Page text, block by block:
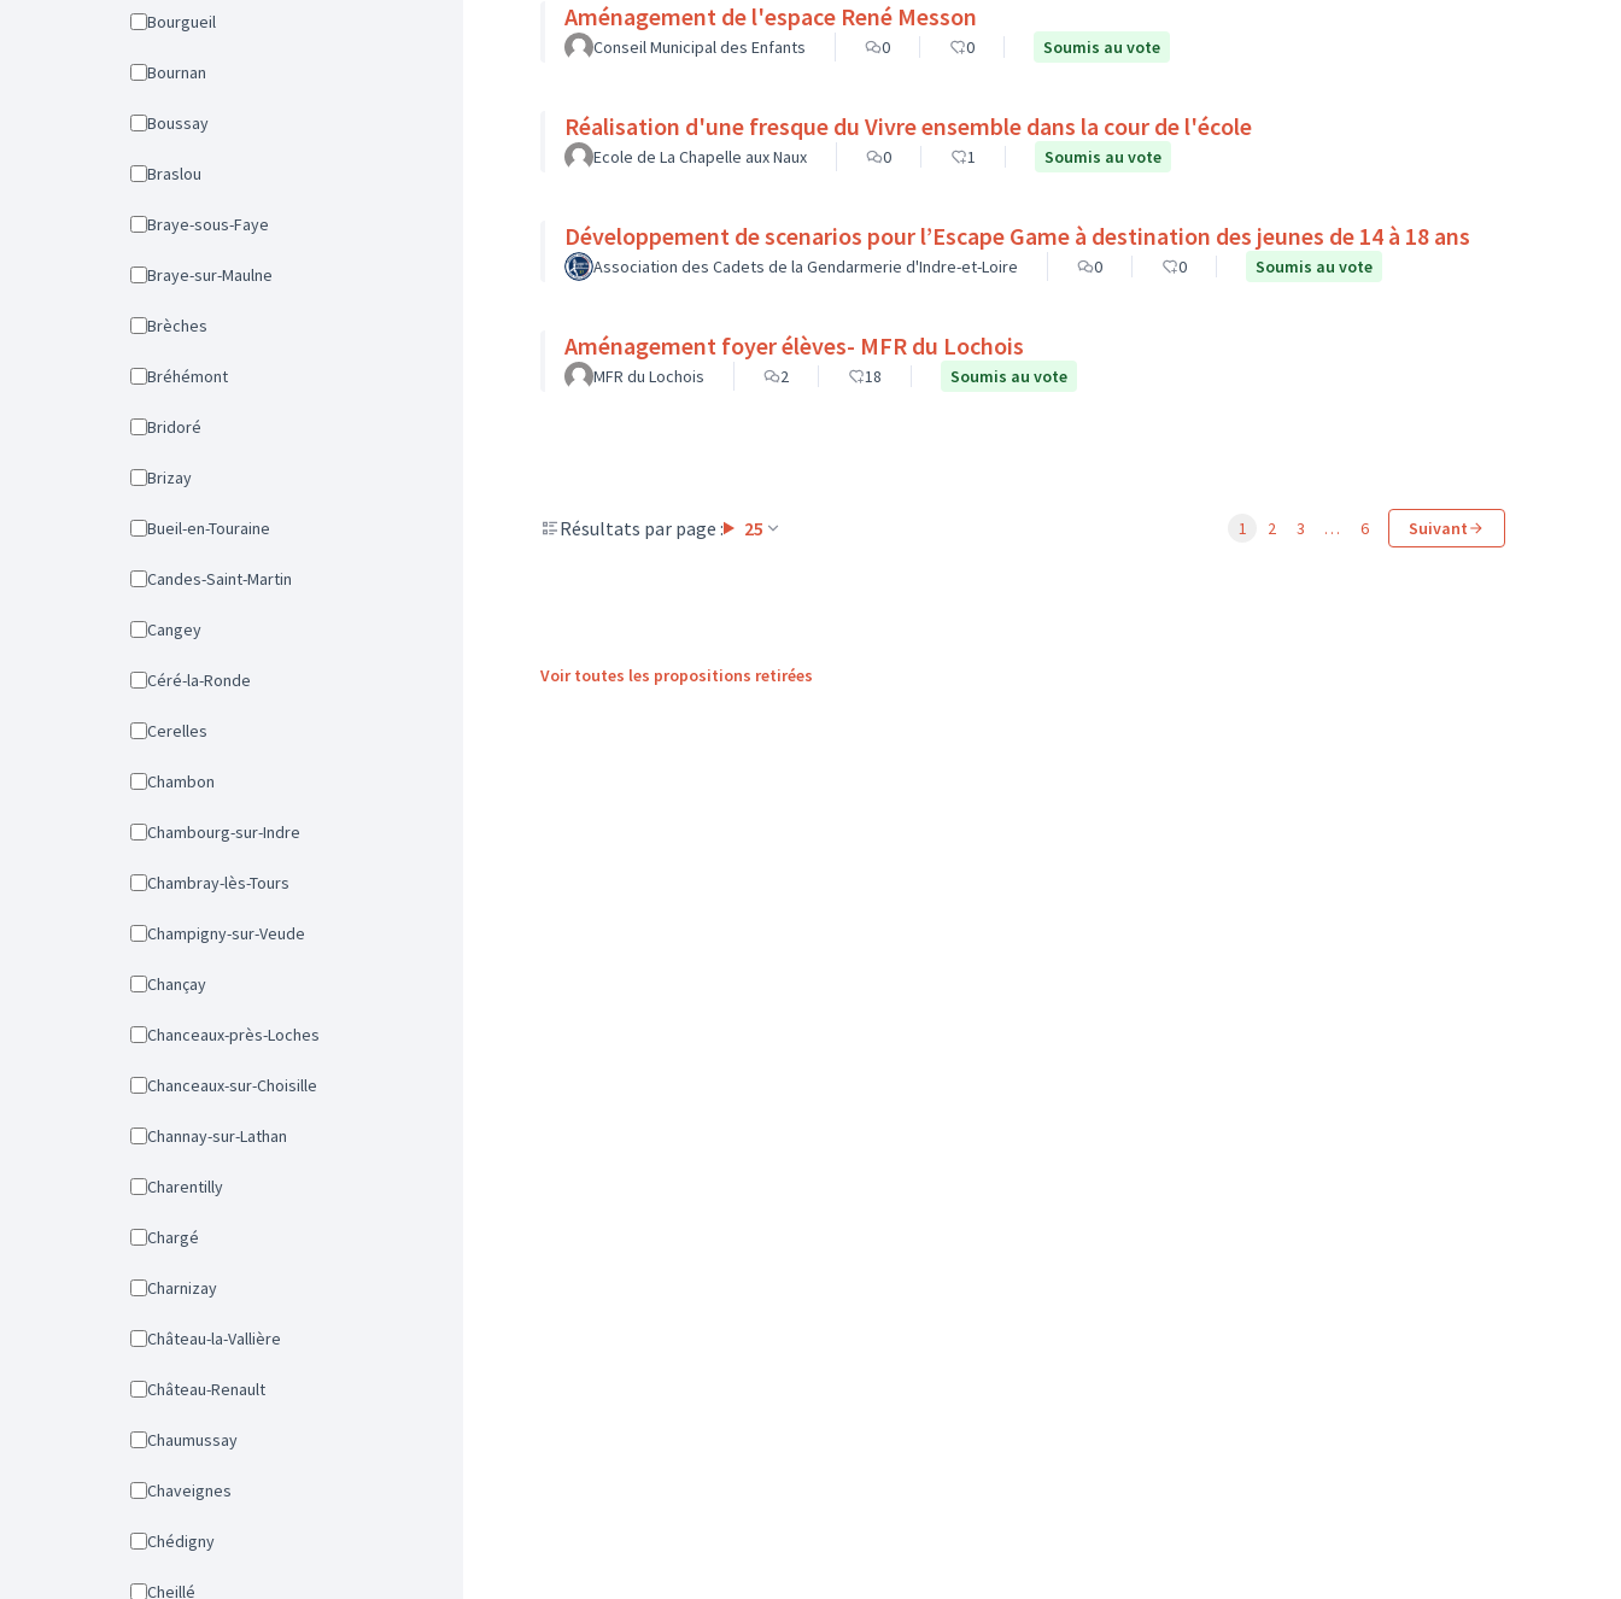
Bourgueil
Bournan
Boussay
Braslou
Braye-sous-Faye
Braye-sur-Maulne
Brèches
Bréhémont
Bridoré
Brizay
Bueil-en-Touraine
Candes-Saint-Martin
Cangey
Céré-la-Ronde
Cerelles
Chambon
Chambourg-sur-Indre
Chambray-lès-Tours
Champigny-sur-Veude
Chançay
Chanceaux-près-Loches
Chanceaux-sur-Choisille
Channay-sur-Lathan
Charentilly
Chargé
Charnizay
Château-la-Vallière
Château-Renault
Chaumussay
Chaveignes
Chédigny
Cheillé
Aménagement de l'espace René Messon
Conseil Municipal des Enfants 0 0 Soumis au vote
Réalisation d'une fresque du Vivre ensemble dans la cour de l'école
Ecole de La Chapelle aux Naux 0 1 Soumis au vote
Développement de scenarios pour l’Escape Game à destination des jeunes de 14 à 18 ans
Association des Cadets de la Gendarmerie d'Indre-et-Loire 0 0 Soumis au vote
Aménagement foyer élèves- MFR du Lochois
MFR du Lochois 2 18 Soumis au vote
Résultats par page : 25 1 2 3 … 6 Suivant
Voir toutes les propositions retirées